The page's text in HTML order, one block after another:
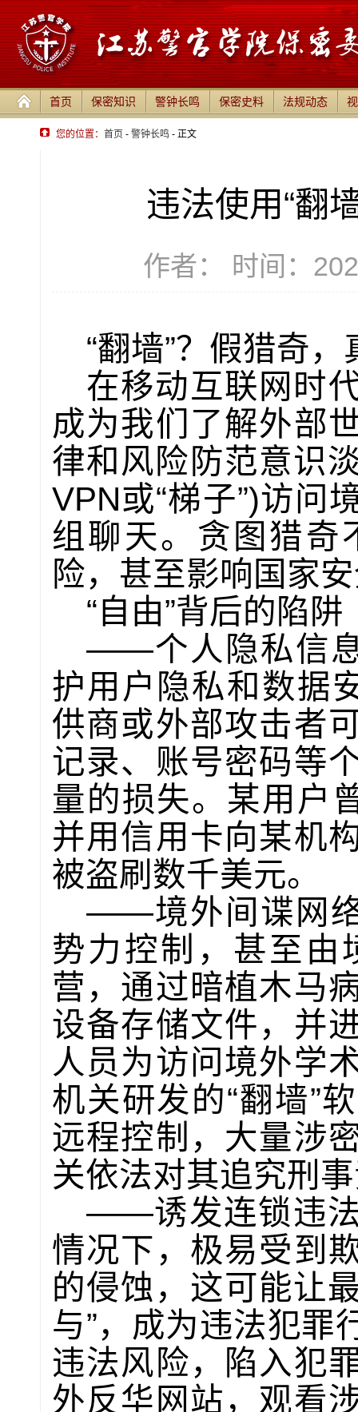
首页 保密知识 警钟长鸣 保密史料 法规动态
您的位置： 首页 - 警钟长鸣 - 正文
违法使用“翻
作者： 时间：
“翻墙”？假猎奇，
在移动互联网时
成为我们了解外部
律和风险防范意识
VPN或“梯子”)访问
组聊天。贪图猎奇
险，甚至影响国家
“自由”背后的陷阱
——个人隐私信息
护用户隐私和数据
供商或外部攻击者
记录、账号密码等
量的损失。某用户
并用信用卡向某机
被盗刷数千美元。
——境外间谍网络
势力控制，甚至由
营，通过暗植木马
设备存储文件，并
人员为访问境外学
机关研发的“翻墙”
远程控制，大量涉
关依法对其追究刑
——诱发连锁违法
情况下，极易受到
的侵蚀，这可能让
与”，成为违法犯罪
违法风险，陷入犯
外反华网站，观看